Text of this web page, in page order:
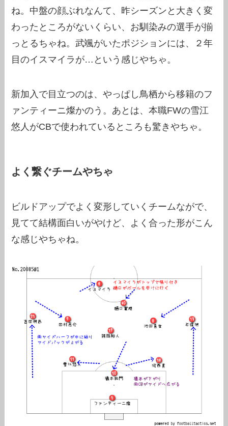
ね。中盤の顔ぶれなんて、昨シーズンと大きく変
わったところがないくらい、お馴染みの選手が揃
っとるちゃね。武颯がいたポジションには、２年
目のイスマイラが…という感じやちゃ。
新加入で目立つのは、やっぱし鳥栖から移籍のフ
ァンティーニ燦かのう。あとは、本職FWの雪江
悠人がCBで使われているところも驚きやちゃ。
よく繋ぐチームやちゃ
ビルドアップでよく変形していくチームながで、
見てて結構面白いがやけど、よく合った形がこん
な感じやちゃね。